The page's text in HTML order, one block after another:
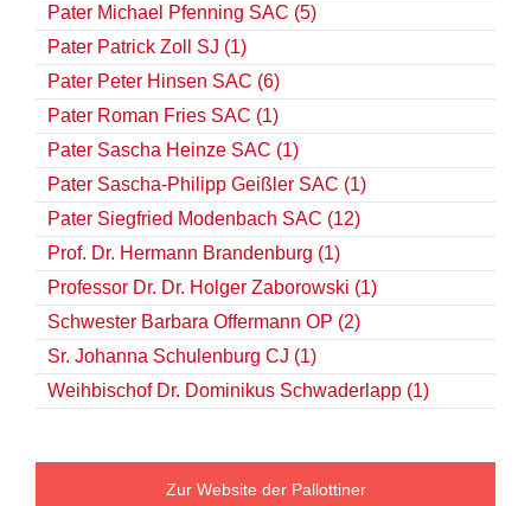
Pater Michael Pfenning SAC (5)
Pater Patrick Zoll SJ (1)
Pater Peter Hinsen SAC (6)
Pater Roman Fries SAC (1)
Pater Sascha Heinze SAC (1)
Pater Sascha-Philipp Geißler SAC (1)
Pater Siegfried Modenbach SAC (12)
Prof. Dr. Hermann Brandenburg (1)
Professor Dr. Dr. Holger Zaborowski (1)
Schwester Barbara Offermann OP (2)
Sr. Johanna Schulenburg CJ (1)
Weihbischof Dr. Dominikus Schwaderlapp (1)
Zur Website der Pallottiner